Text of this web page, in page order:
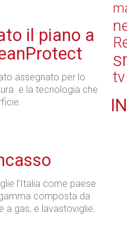
il piano a
assegnato per lo
e la tecnologia che
l’Italia come paese
composta da
a gas, e lavastoviglie.
tv
IN